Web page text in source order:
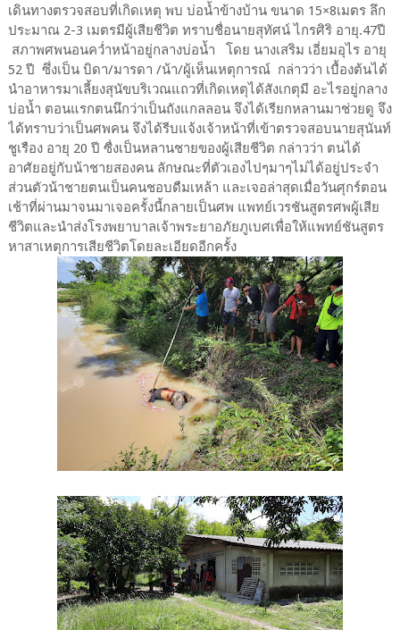
เดินทางตรวจสอบที่เกิดเหตุ พบ บ่อน้ำข้างบ้าน ขนาด 15×8เมตร ลึก
ประมาณ 2-3 เมตรมีผู้เสียชีวิต ทราบชื่อนายสุทัศน์ ไกรศิริ อายุ.47ปี
สภาพศพนอนคว่ำหน้าอยู่กลางบ่อน้ำ โดย นางเสริม เอี่ยมอุไร อายุ
52 ปี ซึ่งเป็น บิดา/มารดา /น้า/ผู้เห็นเหตุการณ์ กล่าวว่า เบื้องต้นได้
นำอาหารมาเลี้ยงสุนัขบริเวณแถวที่เกิดเหตุได้สังเกตุมี อะไรอยู่กลาง
บ่อน้ำ ตอนแรกตนนึกว่าเป็นถังแกลลอน จึงได้เรียกหลานมาช่วยดู จึง
ได้ทราบว่าเป็นศพคน จึงได้รีบแจ้งเจ้าหน้าที่เข้าตรวจสอบนายสุนันท์
ชูเรือง อายุ 20 ปี ซื่งเป็นหลานชายของผู้เสียชีวิต กล่าวว่า ตนได้
อาศัยอยู่กับน้าชายสองคน ลักษณะที่ตัวเองไปๆมาๆไม่ได้อยู่ประจำ
ส่วนตัวน้าชายตนเป็นคนชอบดืมเหล้า และเจอล่าสุดเมื่อวันศุกร์ตอน
เช้าที่ผ่านมาจนมาเจอครั้งนี้กลายเป็นศพ แพทย์เวรชันสูตรศพผู้เสีย
ชีวิตและนำส่งโรงพยาบาลเจ้าพระยาอภัยภูเบศเพื่อให้แพทย์ชันสูตร
หาสาเหตุการเสียชีวิตโดยละเอียดอีกครั้ง